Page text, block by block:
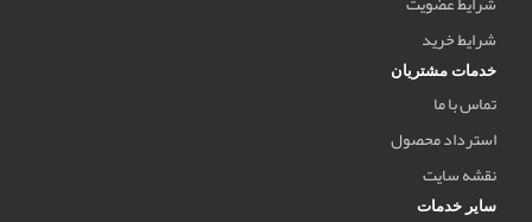
شرایط خرید
خدمات مشتریان
تماس با ما
استرداد محصول
نقشه سایت
سایر خدمات